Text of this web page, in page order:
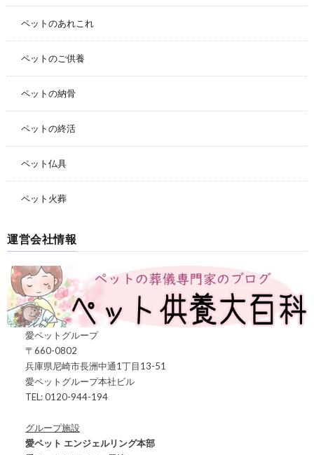
ペットのあれこれ
ペットのご供養
ペットの納骨
ペットの終活
ペット仏具
ペット火葬
運営会社情報
愛ペットグループ
〒660-0802
兵庫県尼崎市長洲中通1丁目13-51
愛ペットグループ本社ビル
TEL: 0120-944-194
グループ施設
愛ペット エンジェルリング本部